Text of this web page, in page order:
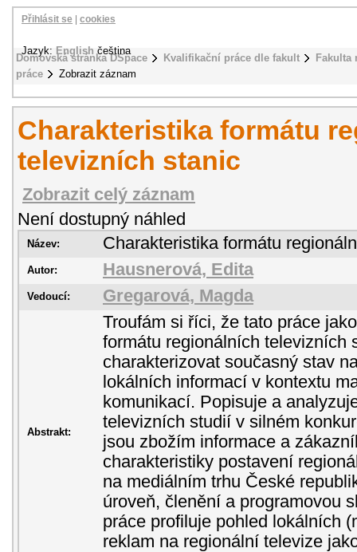
Domovská stránka DSpace Kvalifikační práce dle fakult
práce
Zobrazit záznam
Přihlásit se cookies
Jazyk: English čeština
Charakteristika formátu
televizních stanic
Zobrazit celý záznam
Není dostupný náhled
Název: Charakteristika formátu
Autor: Hausnerová, Edita
Vedoucí: Gregarová, Magda
Abstrakt:
Troufám si říci, že tato práce
formátu regionálních televizních
charakterizovat současný stav
lokálních informací v kontextu
komunikací. Popisuje a
televizních studií v silném
jsou zbožím informace a
charakteristiky postavení
na mediálním trhu České
úroveň, členění a programovou
práce profiluje pohled lokálních
reklam na regionální televize